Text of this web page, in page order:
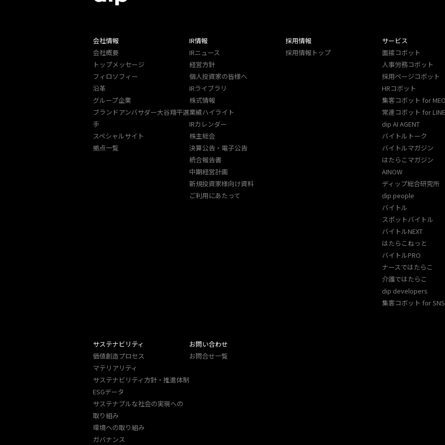
会社情報
会社概要
トップメッセージ
フィロソフィー
沿革
グループ企業
ブランドアンバサダー大谷翔平選
手
スペシャルサイト
拠点一覧
IR情報
IRニュース
経営方針
個人投資家の皆様へ
IRライブラリ
株式情報
業績ハイライト
IRカレンダー
株主総会
決算公告・電子公告
統合報告書
中期経営計画
新規投資家様向け資料
ご利用にあたって
採用情報
採用情報トップ
サービス
面接コボット
人事労務コボット​
採用ページコボット​
HRコボット
集客コボット for MEO
常連コボット for LINE​
dip AI AGENT
バイトルトーク
バイトルマガジン
はたらこマガジン
AINOW
ディップ総合研究所
dip people
バイトル
スポットバイトル
バイトルNEXT
はたらこねっと
バイトルPRO
ナースではたらこ
介護ではたらこ
dip developers
集客コボット for
サステナビリティ
価値創造プロセス
マテリアリティ
サステナビリティ方針・推進体制
ESGデータ
サステナブルな社会の実現への
取り組み
環境への取り組み
ガバナンス
お問い合わせ
お問合せ一覧